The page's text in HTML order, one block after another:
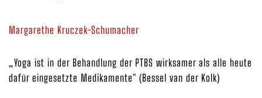
Margarethe Kruczek-Schumacher
„Yoga ist in der Behandlung der PTBS wirksamer als alle heute
dafür eingesetzte Medikamente" (Bessel van der Kolk)